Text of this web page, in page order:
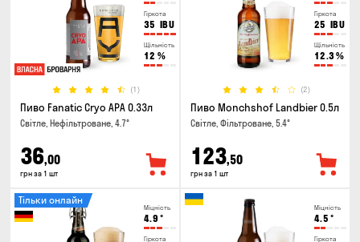
Гіркота
35 IBU
Щільність
12 %
(1)
Пиво Fanatic Cryo APA 0.33л
Світле, Нефільтроване, 4.7°
36,00
грн за 1 шт
Гіркота
25 IBU
Щільність
12.3%
(2)
Пиво Monchshof Landbier 0.5л
Світле, Фільтроване, 5.4°
123,50
грн за 1 шт
Міцність
4.9 °
Гіркота
Тільки онлайн
Міцність
4.5 °
Гіркота